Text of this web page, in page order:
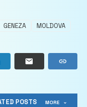
GENEZA MOLDOVA
POSTS MORE